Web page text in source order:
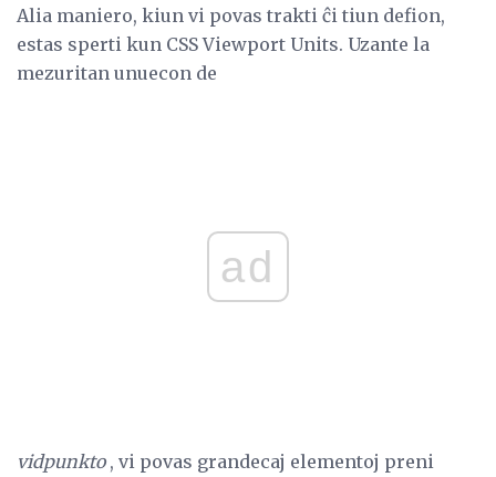
Alia maniero, kiun vi povas trakti ĉi tiun defion,
estas sperti kun CSS Viewport Units. Uzante la
mezuritan unuecon de
ad
vidpunkto, vi povas grandecaj elementoj preni